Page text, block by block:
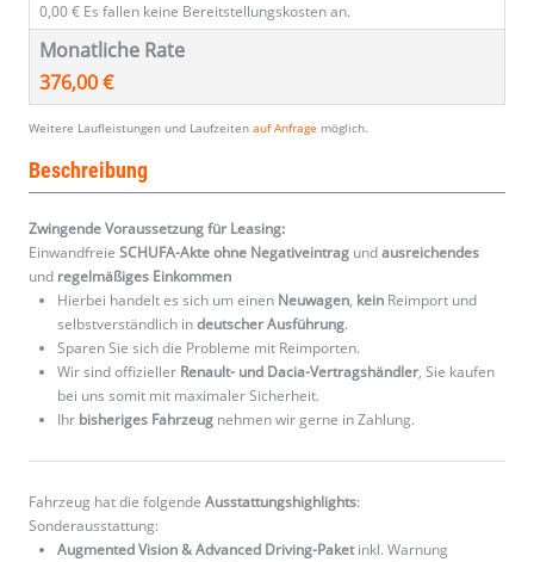
0,00 € Es fallen keine Bereitstellungskosten an.
Monatliche Rate
376,00 €
Weitere Laufleistungen und Laufzeiten auf Anfrage möglich.
Beschreibung
Zwingende Voraussetzung für Leasing:
Einwandfreie SCHUFA-Akte ohne Negativeintrag undausreichendes
und regelmäßiges Einkommen
Hierbei handelt es sich um einen Neuwagen, kein Reimport und
selbstverständlich indeutscher Ausführung.
Sparen Sie sich die Probleme mit Reimporten.
Wir sind offizieller Renault- und Dacia-Vertragshändler, Sie kaufen
bei uns somit mit maximaler Sicherheit.
Ihr bisheriges Fahrzeug nehmen wir gerne in Zahlung.
Fahrzeug hat die folgende Ausstattungshighlights:
Sonderausstattung:
Augmented Vision & Advanced Driving-Paketinkl. Warnung